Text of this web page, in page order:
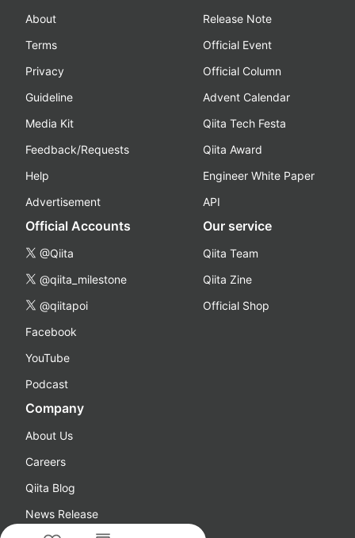
About
Terms
Privacy
Guideline
Media Kit
Feedback/Requests
Help
Advertisement
Release Note
Official Event
Official Column
Advent Calendar
Qiita Tech Festa
Qiita Award
Engineer White Paper
API
Official Accounts
@Qiita
@qiita_milestone
@qiitapoi
Facebook
YouTube
Podcast
Our service
Qiita Team
Qiita Zine
Official Shop
Company
About Us
Careers
Qiita Blog
News Release